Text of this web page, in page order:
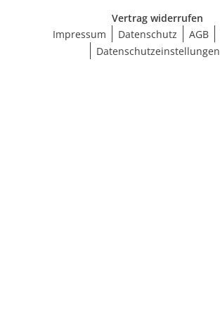
Vertrag widerrufen
Impressum
Datenschutz AGB
Datenschutzeinstellungen